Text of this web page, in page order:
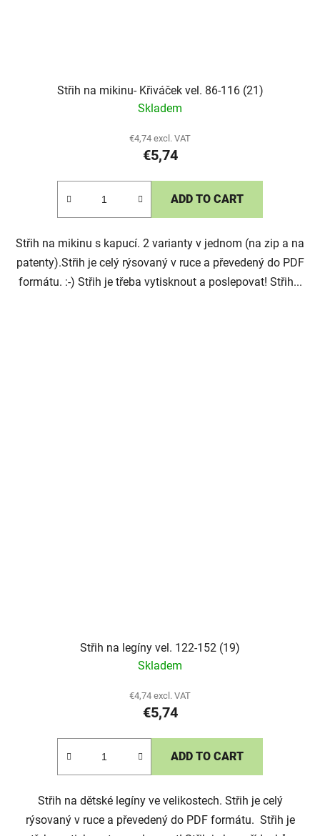
Střih na mikinu- Křiváček vel. 86-116 (21)
Skladem
€4,74 excl. VAT
€5,74
ADD TO CART
Střih na mikinu s kapucí. 2 varianty v jednom (na zip a na
patenty).Střih je celý rýsovaný v ruce a převedený do PDF
formátu. :-) Střih je třeba vytisknout a poslepovat! Střih...
Střih na legíny vel. 122-152 (19)
Skladem
€4,74 excl. VAT
€5,74
ADD TO CART
Střih na dětské legíny ve velikostech. Střih je celý
rýsovaný v ruce a převedený do PDF formátu. Střih je